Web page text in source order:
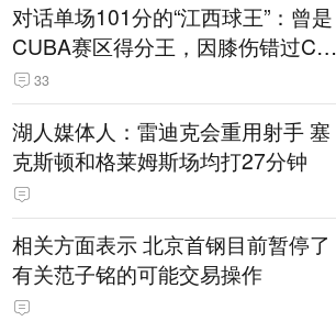
对话单场101分的“江西球王”：曾是
CUBA赛区得分王，因膝伤错过CB
A选秀
33
湖人媒体人：雷迪克会重用射手 塞
克斯顿和格莱姆斯场均打27分钟
相关方面表示 北京首钢目前暂停了
有关范子铭的可能交易操作